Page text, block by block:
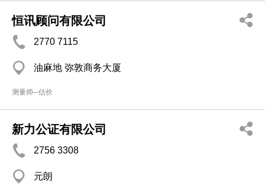
恒讯顾问有限公司
2770 7115
油麻地 弥敦商务大厦
测量师─估价
新力公证有限公司
2756 3308
元朗